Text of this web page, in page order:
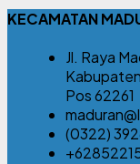
KECAMATAN
Jl. Raya
Pos 62261
(0322)